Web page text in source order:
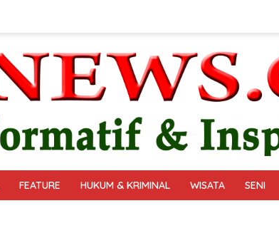
FEATURE HUKUM & KRIMINAL WISATA SENI